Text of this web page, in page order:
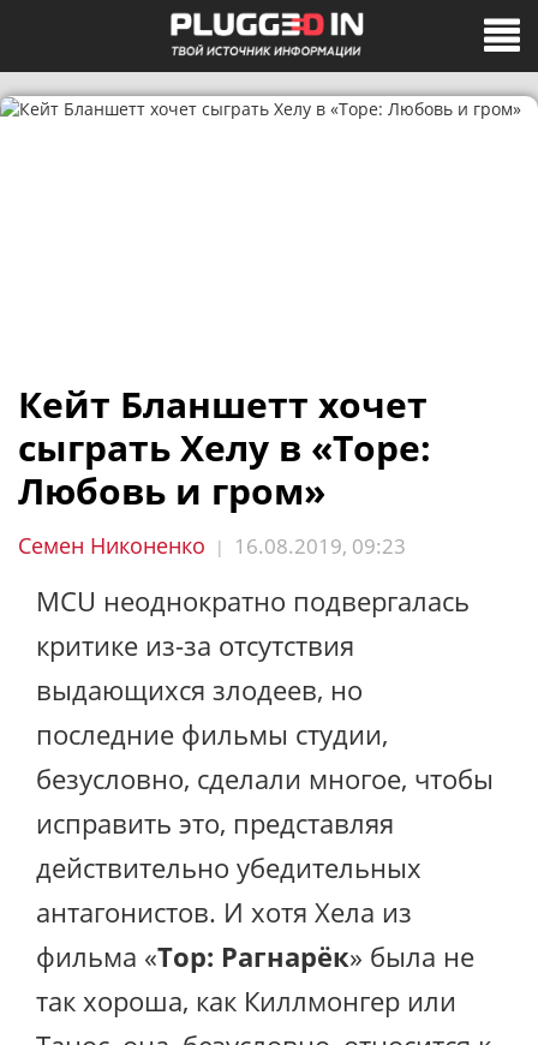
Кейт Бланшетт хочет
сыграть Хелу в «Торе:
Любовь и гром»
Семен Никоненко | 16.08.2019, 09:23
MCU неоднократно подвергалась
критике из-за отсутствия
выдающихся злодеев, но
последние фильмы студии,
безусловно, сделали многое, чтобы
исправить это, представляя
действительно убедительных
антагонистов. И хотя Хела из
фильма «Тор: Рагнарёк» была не
так хороша, как Киллмонгер или